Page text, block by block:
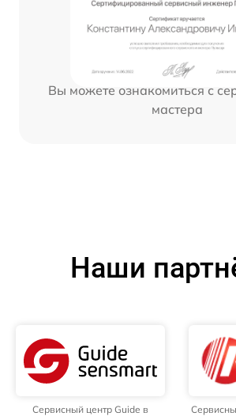
Вы можете ознакомиться с
мастера
Наши
Сервисный центр Guide в